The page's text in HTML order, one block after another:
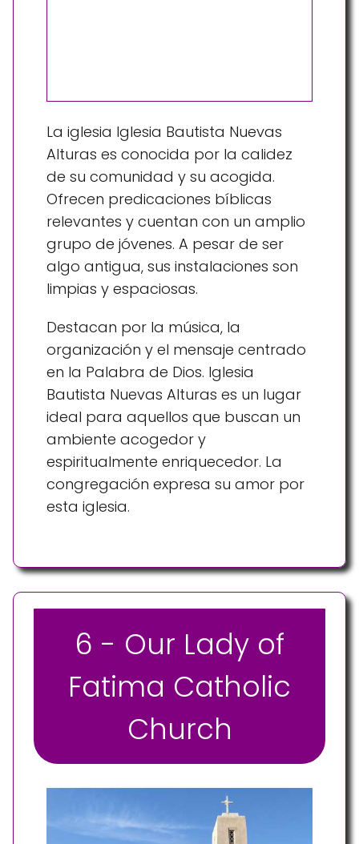
La iglesia Iglesia Bautista Nuevas
Alturas es conocida por la calidez
de su comunidad y su acogida.
Ofrecen predicaciones bíblicas
relevantes y cuentan con un amplio
grupo de jóvenes. A pesar de ser
algo antigua, sus instalaciones son
limpias y espaciosas.
Destacan por la música, la
organización y el mensaje centrado
en la Palabra de Dios. Iglesia
Bautista Nuevas Alturas es un lugar
ideal para aquellos que buscan un
ambiente acogedor y
espiritualmente enriquecedor. La
congregación expresa su amor por
esta iglesia.
6 - Our Lady of
Fatima Catholic
Church